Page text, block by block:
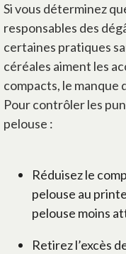
Si vous déterminez
responsables des
certaines pratiques
céréales aiment les
compacts, le manque
Pour contrôler les
pelouse :
Réduisez le
pelouse au
pelouse moins
Retirez l’excès